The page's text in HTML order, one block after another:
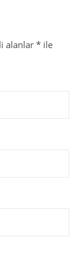
alanlar * ile